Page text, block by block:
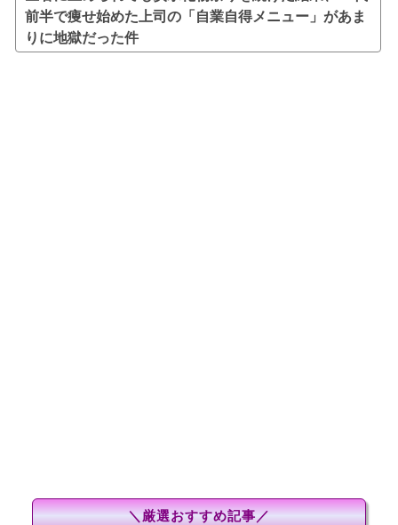
前半で痩せ始めた上司の「自業自得メニュー」があま
りに地獄だった件
＼厳選おすすめ記事／